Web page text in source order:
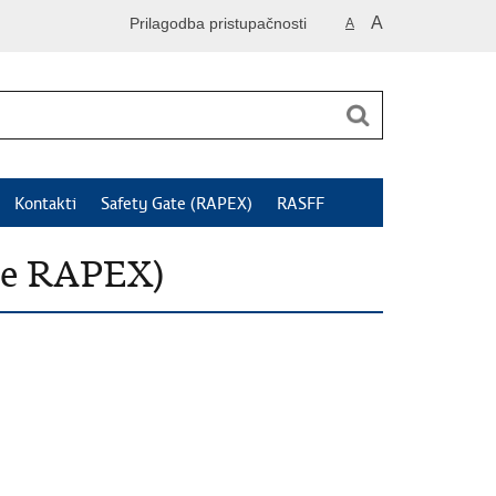
A A
Prilagodba pristupačnosti
Kontakti Safety Gate (RAPEX) RASFF
RAPEX)